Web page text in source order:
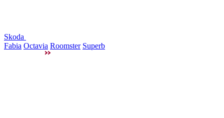
Skoda
Fabia Octavia Roomster Superb